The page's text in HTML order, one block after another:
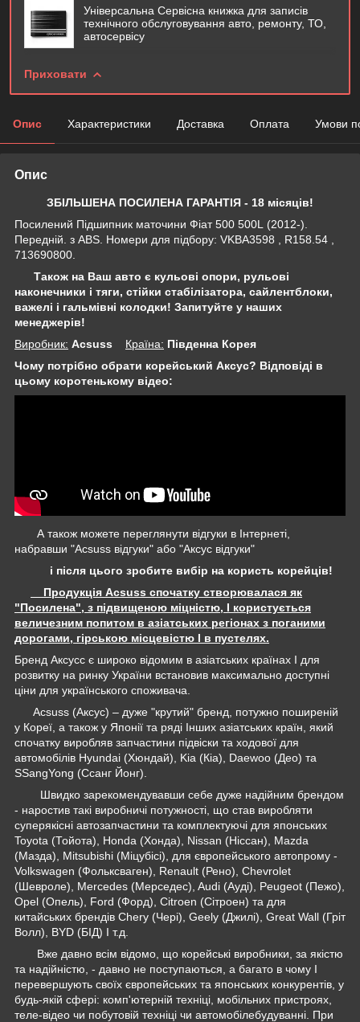
Універсальна Сервісна книжка для записів
технічного обслуговування авто, ремонту, ТО,
автосервісу
Приховати
Опис Характеристики Доставка Оплата Умови
Опис
ЗБІЛЬШЕНА ПОСИЛЕНА ГАРАНТІЯ - 18 місяців!
Посилений Підшипник маточини Фіат 500 500L (2012-).
Передній. з ABS. Номери для підбору: VKBA3598 , R158.54 ,
713690800.
Також на Ваш авто є кульові опори, рульові
наконечники і тяги, стійки стабілізатора, сайлентблоки,
важелі і гальмівні колодки! Запитуйте у наших
менеджерів!
Виробник: Acsuss Крaїна: Південна Корея
Чому потрібно обрати корейський Аксус? Відповіді в
цьому коротенькому відео:
А також можете переглянути відгуки в Інтернеті,
набравши "Acsuss відгуки" або "Аксус відгуки"
і після цього зробите вибір на користь корейців!
Продукція Acsuss спочатку створювалася як
"Посилена", з підвищеною міцністю, І користується
величезним попитом в азіатських регіонах з поганими
дорогами, гірською місцевістю І в пустелях.
Бренд Аксусс є широко відомим в азіатських країнах І для
розвитку на ринку України встановив максимально доступні
ціни для українського споживача.
Acsuss (Аксус) – дуже "крутий" бренд, потужно поширеній
у Кореї, а також у Японії та ряді Інших азіатських країн, який
спочатку виробляв запчастини підвіски та ходової для
автомобілів Hyundai (Хюндай), Kia (Кіа), Daewoo (Део) та
SSangYong (Ссанг Йонг).
Швидко зарекомендувавши себе дуже надійним брендом
- наростив такі виробничі потужності, що став виробляти
суперякісні автозапчастини та комплектуючі для японських
Toyota (Тойота), Honda (Хонда), Nissan (Ніссан), Mazda
(Мазда), Mitsubishi (Міцубісі), для європейського автопрому -
Volkswagen (Фольксваген), Renault (Рено), Chevrolet
(Шевроле), Mercedes (Мерседес), Audi (Ауді), Peugeot (Пежо),
Opel (Опель), Ford (Форд), Citroen (Сітроен) та для
китайських брендів Chery (Чері), Geely (Джилі), Great Wall (Гріт
Волл), BYD (БІД) І т.д.
Вже давно всім відомо, що корейські виробники, за якістю
та надійністю, - давно не поступаються, а багато в чому І
перевершують своїх європейських та японських конкурентів, у
будь-якій сфері: комп'ютерній техніці, мобільних пристроях,
теле-відео чи побутовій техніці чи автомобілебудуванні. При